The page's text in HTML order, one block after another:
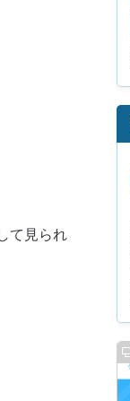
て見られ